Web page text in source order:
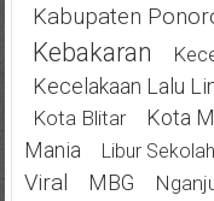
Kabupaten
Kebakaran
Kecelakaan Lalu
Kota Blitar Kota
Mania
Libur Sekolah
Viral
MBG